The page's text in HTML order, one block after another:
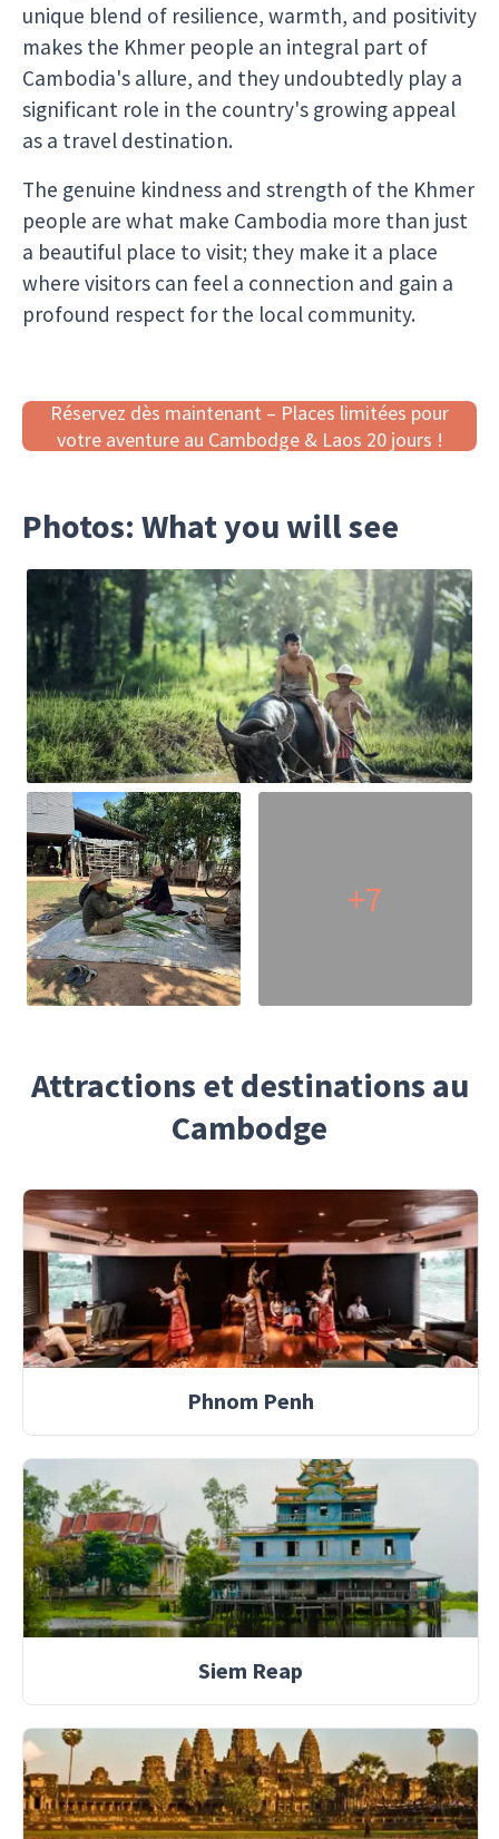
unique blend of resilience, warmth, and positivity
makes the Khmer people an integral part of
Cambodia's allure, and they undoubtedly play a
significant role in the country's growing appeal
as a travel destination.
The genuine kindness and strength of the Khmer
people are what make Cambodia more than just
a beautiful place to visit; they make it a place
where visitors can feel a connection and gain a
profound respect for the local community.
Réservez dès maintenant – Places limitées pour
votre aventure au Cambodge & Laos 20 jours !
Photos: What you will see
+7
Attractions et destinations au
Cambodge
Phnom Penh
Siem Reap